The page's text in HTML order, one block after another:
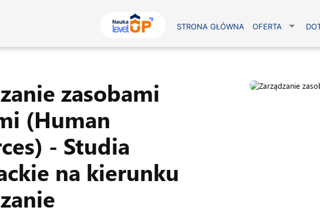
STRONA GŁÓWNA OFERTA
zasobami
(Human
- Studia
na kierunku